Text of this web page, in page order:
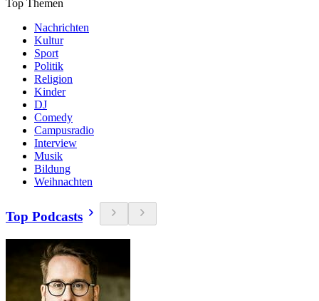
Top Themen
Nachrichten
Kultur
Sport
Politik
Religion
Kinder
DJ
Comedy
Campusradio
Interview
Musik
Bildung
Weihnachten
Top Podcasts